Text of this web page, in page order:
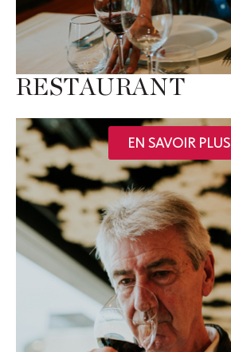
RESTAURANT
EN SAVOIR PLUS